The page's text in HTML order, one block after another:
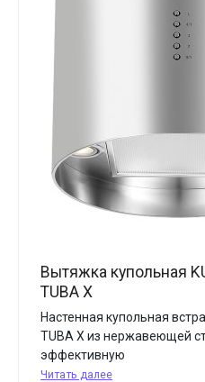
Вытяжка купольная
TUBA X
Настенная купольная
TUBA X из нержавеющей
эффективную
Читать далее